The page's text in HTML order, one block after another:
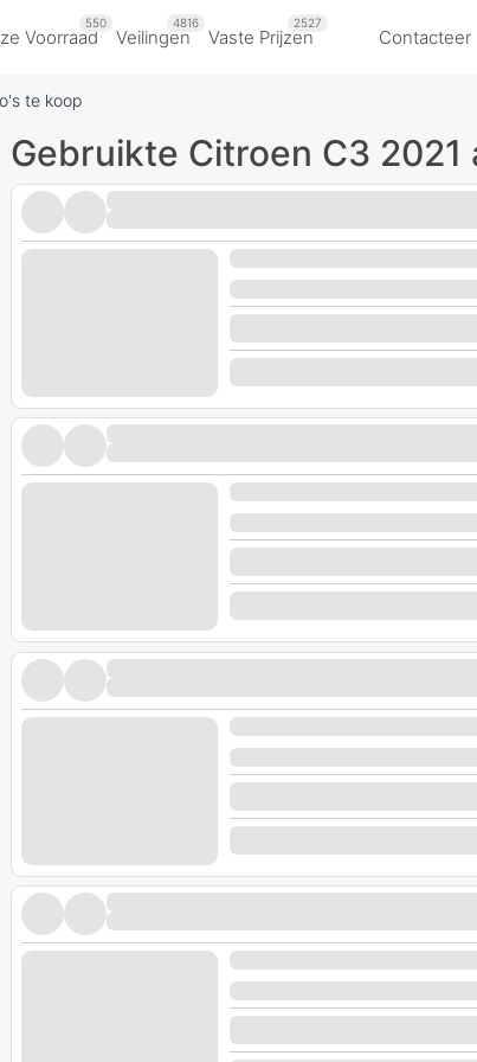
Voorraad
550
Veilingen
4816
Vaste Prijzen
2527
Contacteer
te koop
Gebruikte Citroen C3 2021